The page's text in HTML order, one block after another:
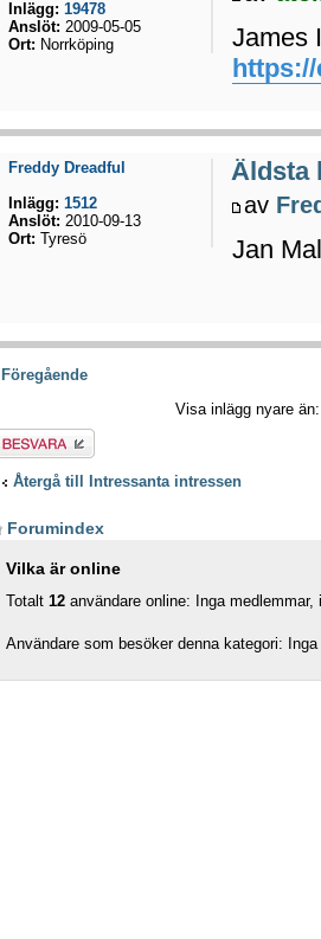
James
Inlägg: 19478
Anslöt: 2009-05-05
Ort: Norrköping
Äldsta
av
Jan
Freddy Dreadful
Inlägg: 1512
Anslöt: 2010-09-13
Ort: Tyresö
Föregående
Visa inlägg nyare
Besvara
Återgå till Intressanta intressen
Forumindex
Vilka är online
Totalt 12 användare online: Inga
Användare som besöker denna kategori: